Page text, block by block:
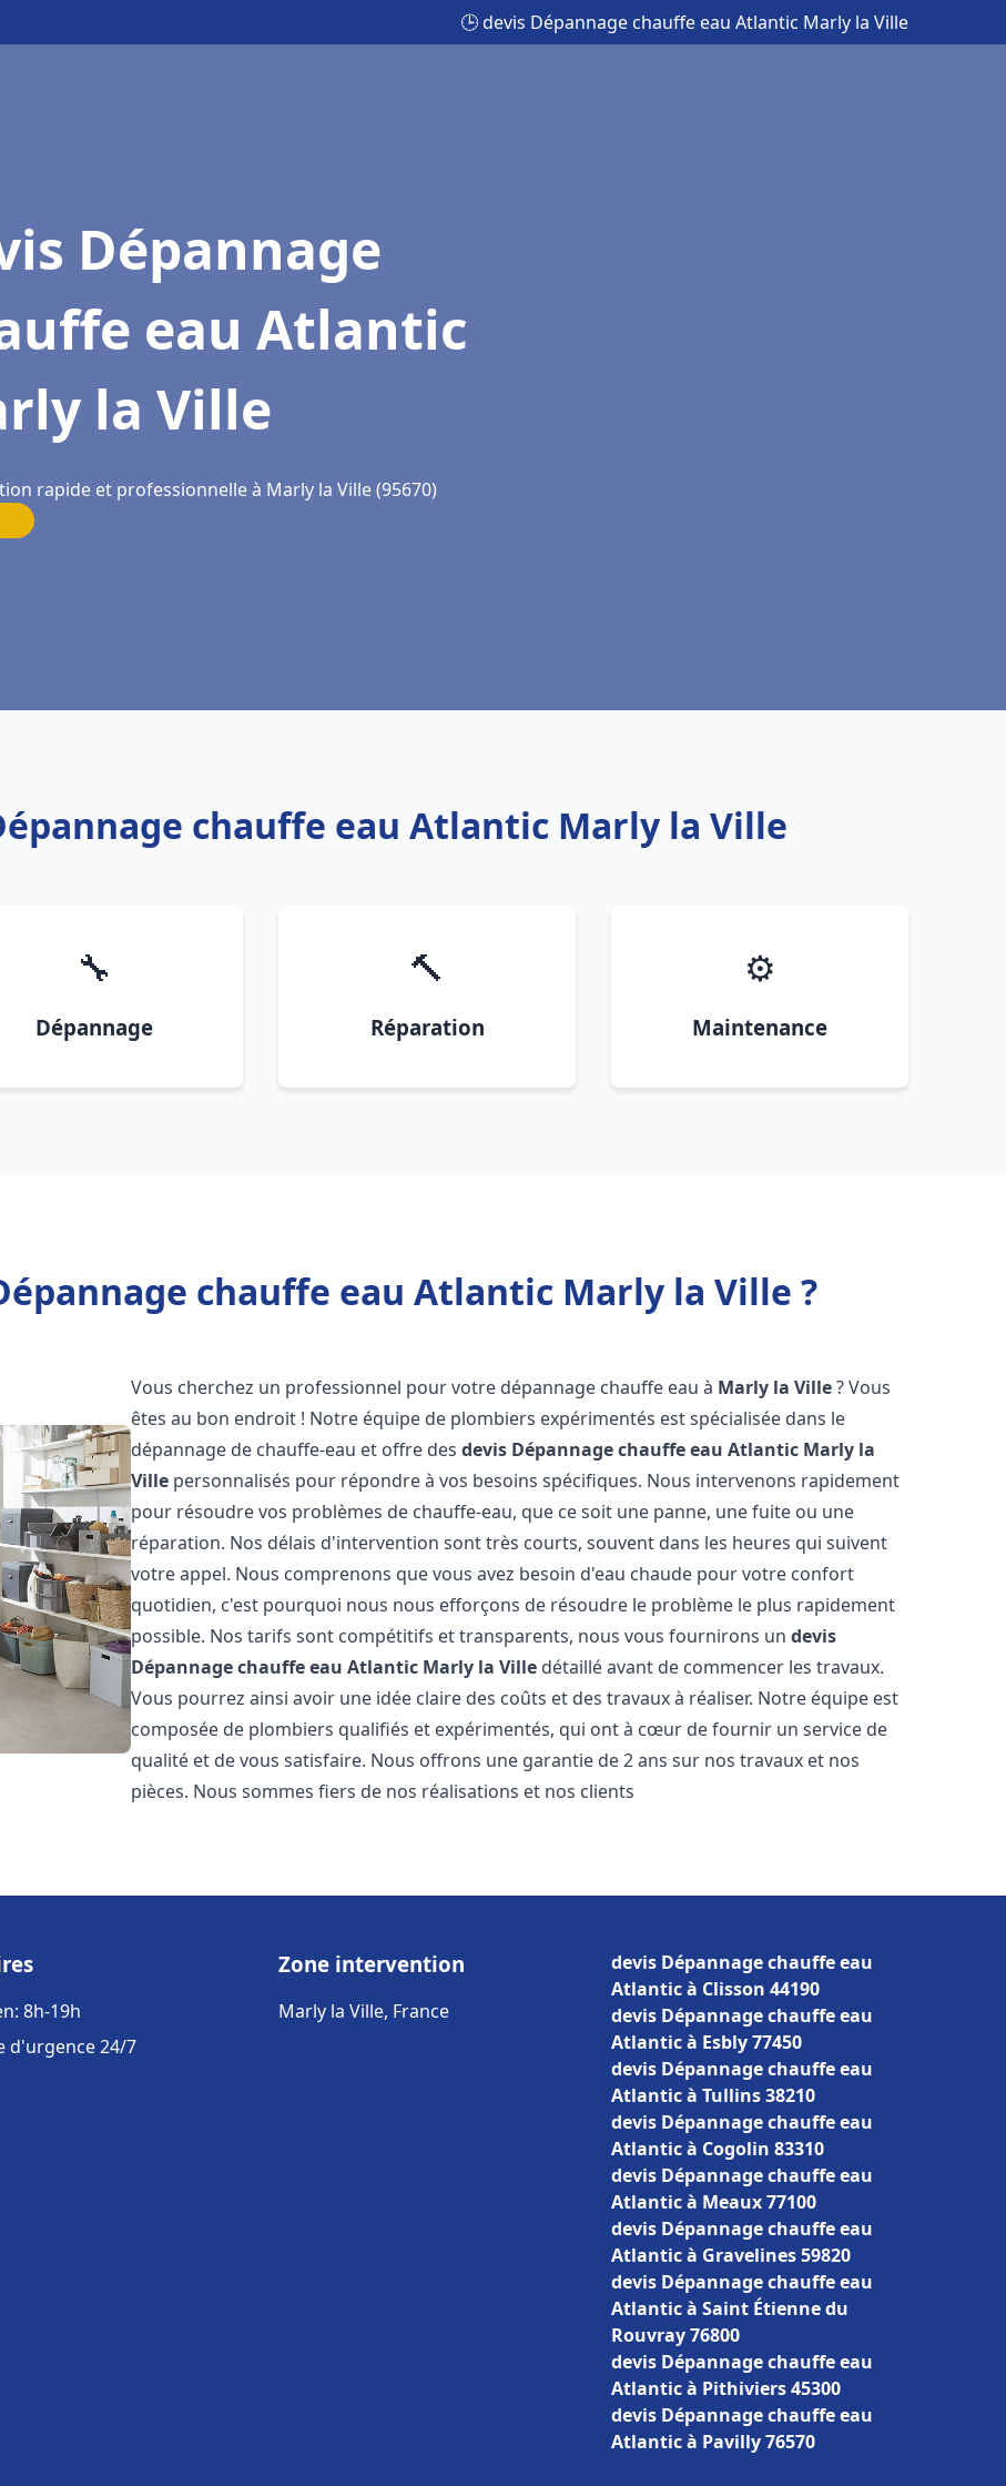
🕒 devis Dépannage chauffe eau Atlantic Marly la Ville
Dépannage
eau Atlantic
la Ville
rapide et professionnelle à Marly la Ville (95670)
chauffe eau Atlantic Marly la Ville
🔧
Dépannage
🔨
Réparation
⚙️
Maintenance
chauffe eau Atlantic Marly la Ville ?
Vous cherchez un professionnel pour votre dépannage chauffe eau à Marly la Ville? Vous
êtes au bon endroit ! Notre équipe de plombiers expérimentés est spécialisée dans le
dépannage de chauffe-eau et offre desdevis Dépannage chauffe eau Atlantic Marly la
Ville personnalisés pour répondre à vos besoins spécifiques. Nous intervenons rapidement
pour résoudre vos problèmes de chauffe-eau, que ce soit une panne, une fuite ou une
réparation. Nos délais d'intervention sont très courts, souvent dans les heures qui suivent
votre appel. Nous comprenons que vous avez besoin d'eau chaude pour votre confort
quotidien, c'est pourquoi nous nous efforçons de résoudre le problème le plus rapidement
possible. Nos tarifs sont compétitifs et transparents, nous vous fournirons undevis
Dépannage chauffe eau Atlantic Marly la Ville détaillé avant de commencer les travaux.
Vous pourrez ainsi avoir une idée claire des coûts et des travaux à réaliser. Notre équipe est
composée de plombiers qualifiés et expérimentés, qui ont à cœur de fournir un service de
qualité et de vous satisfaire. Nous offrons une garantie de 2 ans sur nos travaux et nos
pièces. Nous sommes fiers de nos réalisations et nos clients
8h-19h
d'urgence 24/7
Zone intervention
Marly la Ville, France
devis Dépannage chauffe eau
Atlantic à Clisson 44190
devis Dépannage chauffe eau
Atlantic à Esbly 77450
devis Dépannage chauffe eau
Atlantic à Tullins 38210
devis Dépannage chauffe eau
Atlantic à Cogolin 83310
devis Dépannage chauffe eau
Atlantic à Meaux 77100
devis Dépannage chauffe eau
Atlantic à Gravelines 59820
devis Dépannage chauffe eau
Atlantic à Saint Étienne du
Rouvray 76800
devis Dépannage chauffe eau
Atlantic à Pithiviers 45300
devis Dépannage chauffe eau
Atlantic à Pavilly 76570